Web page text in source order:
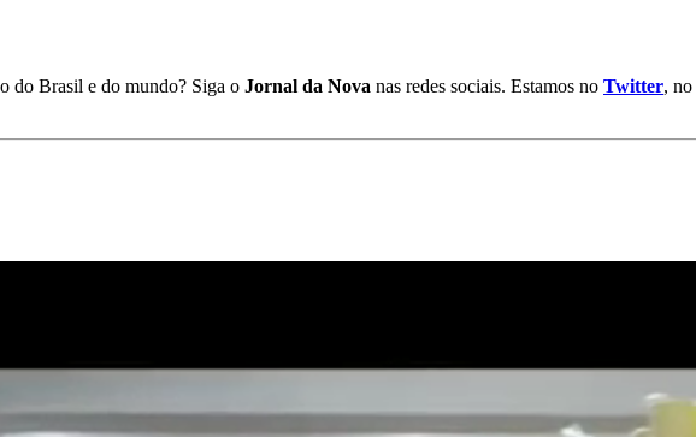
do Brasil e do mundo? Siga o Jornal da Nova nas redes sociais. Estamos no Twitter, no